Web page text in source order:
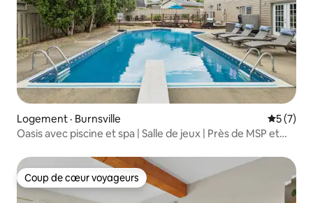
Logement · Burnsville Note
5 (7)
Oasis avec piscine et spa | Salle de jeux | Près de MSP et
Coup de cœur voyageurs
Coup de cœur voyageurs